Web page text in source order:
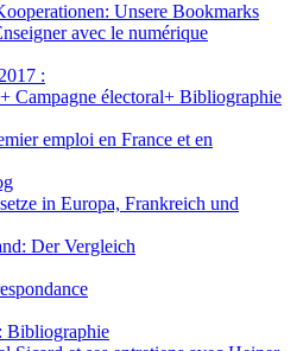
Unsere Bookmarks
avec le numérique
:
Campagne électoral+ Bibliographie
emploi en France et en
in Europa, Frankreich und
Der Vergleich
Bibliographie